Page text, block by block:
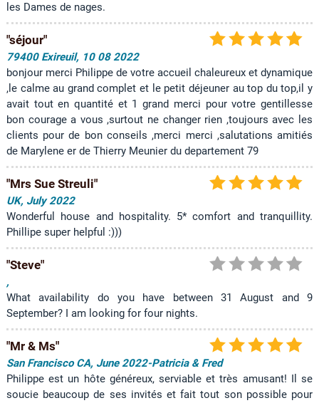
G
e
s
t
b
o
o
k
les Dames de nages.
"séjour"
79400 Exireuil, 10 08 2022
bonjour merci Philippe de votre accueil chaleureux et dynamique
,le calme au grand complet et le petit déjeuner au top du top,il y
avait tout en quantité et 1 grand merci pour votre gentillesse
bon courage a vous ,surtout ne changer rien ,toujours avec les
clients pour de bon conseils ,merci merci ,salutations amitiés
de Marylene er de Thierry Meunier du departement 79
"Mrs Sue Streuli"
UK, July 2022
Wonderful house and hospitality. 5* comfort and tranquillity.
Phillipe super helpful :)))
"Steve"
,
What availability do you have between 31 August and 9
September? I am looking for four nights.
"Mr & Ms"
San Francisco CA, June 2022-Patricia & Fred
Philippe est un hôte généreux, serviable et très amusant! Il se
soucie beaucoup de ses invités et fait tout son possible pour